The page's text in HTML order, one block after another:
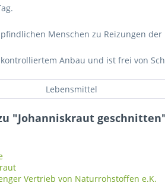
Menschen zu Reizungen
Anbau und ist frei von
Lebensmittel
"Johanniskraut
Vertrieb von Naturrohstoffen e.K.